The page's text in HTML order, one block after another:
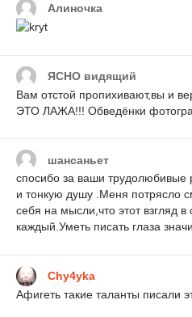
Алиночка
ЯСНО видящий
Вам отстой пропихивают,вы и
ЭТО ЛАЖА!!! Обведёнки
шансаньет
спосибо за ваши трудолюбивые
и тонкую душу .Меня потрясло
себя на мысли,что этот взгляд в
каждый.Уметь писать глаза
Chy4yka
Афигеть такие таланты писали